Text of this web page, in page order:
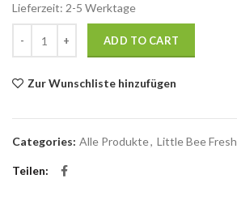
Lieferzeit: 2-5 Werktage
ADD TO CART
Zur Wunschliste hinzufügen
Categories: Alle Produkte, Little Bee Fresh
Teilen